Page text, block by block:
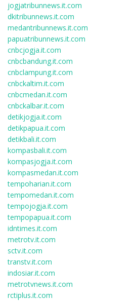
jogjatribunnews.it.com
dkitribunnews.it.com
medantribunnews.it.com
papuatribunnews.it.com
cnbcjogja.it.com
cnbcbandung.it.com
cnbclampung.it.com
cnbckaltim.it.com
cnbcmedan.it.com
cnbckalbar.it.com
detikjogja.it.com
detikpapua.it.com
detikbali.it.com
kompasbali.it.com
kompasjogja.it.com
kompasmedan.it.com
tempoharian.it.com
tempomedan.it.com
tempojogja.it.com
tempopapua.it.com
idntimes.it.com
metrotv.it.com
sctv.it.com
transtv.it.com
indosiar.it.com
metrotvnews.it.com
rctiplus.it.com